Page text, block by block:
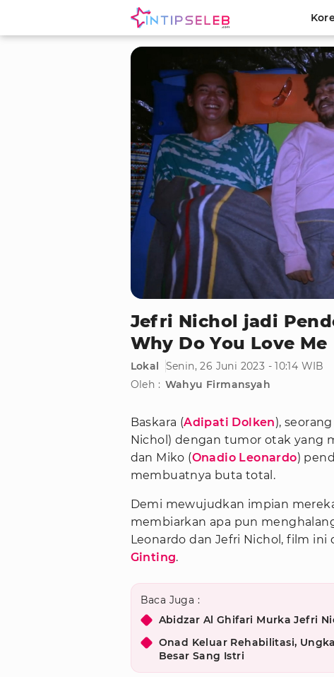
Jefri Nichol jadi
Why Do You Love Me
Lokal
Senin, 26 Juni 2023 - 10:14 WIB
Oleh : Wahyu Firmansyah
Baskara (Adipati Dolken),
Nichol) dengan tumor otak yang
dan Miko (Onadio Leonardo)
membuatnya buta total.
Demi mewujudkan impian
membiarkan apa pun
Leonardo dan Jefri Nichol, film
Ginting.
Baca Juga :
Abidzar Al Ghifari Murka Jefri
Onad Keluar Rehabilitasi,
Besar Sang Istri